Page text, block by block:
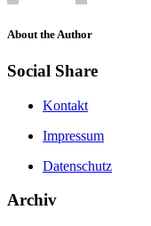
About the Author
Social Share
Kontakt
Impressum
Datenschutz
Archiv